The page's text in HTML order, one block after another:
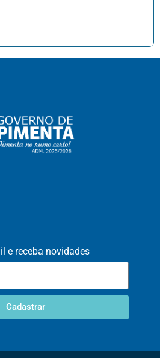
e receba novidades
Cadastrar